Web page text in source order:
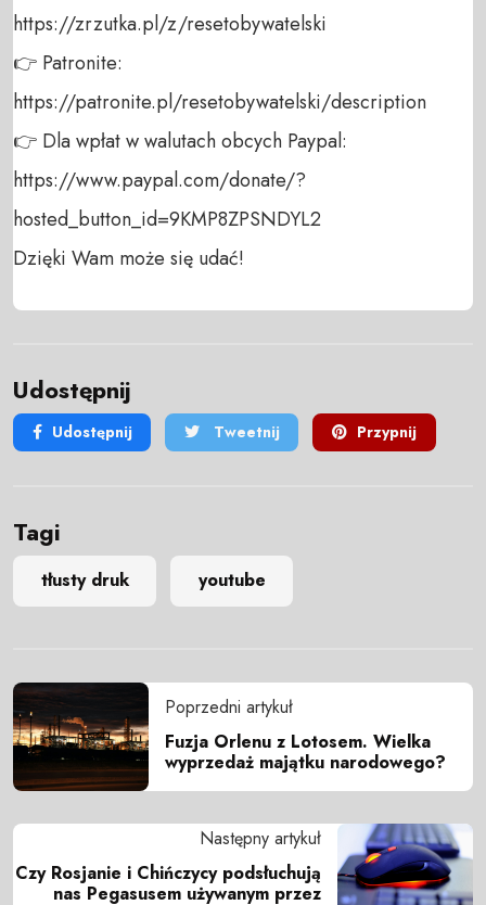
https://zrzutka.pl/z/resetobywatelski
👉 Patronite:
https://patronite.pl/resetobywatelski/description
👉 Dla wpłat w walutach obcych Paypal:
https://www.paypal.com/donate/?
hosted_button_id=9KMP8ZPSNDYL2
Dzięki Wam może się udać!
Udostępnij
Udostępnij Tweetnij Przypnij
Tagi
tłusty druk youtube
Poprzedni artykuł
Fuzja Orlenu z Lotosem. Wielka
wyprzedaż majątku narodowego?
Następny artykuł
Czy Rosjanie i Chińczycy podsłuchują
nas Pegasusem używanym przez